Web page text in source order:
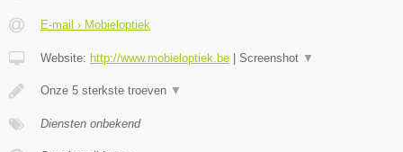
E-mail › Mobieloptiek
Website: http://www.mobieloptiek.be Screenshot ▼
Onze 5 sterkste troeven ▼
Diensten onbekend